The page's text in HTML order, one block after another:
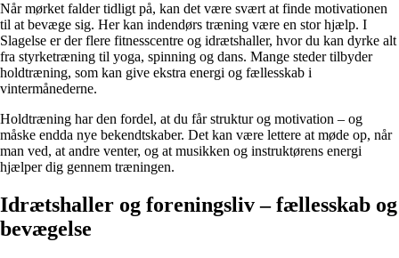
Når mørket falder tidligt på, kan det være svært at finde motivationen
til at bevæge sig. Her kan indendørs træning være en stor hjælp. I
Slagelse er der flere fitnesscentre og idrætshaller, hvor du kan dyrke alt
fra styrketræning til yoga, spinning og dans. Mange steder tilbyder
holdtræning, som kan give ekstra energi og fællesskab i
vintermånederne.
Holdtræning har den fordel, at du får struktur og motivation – og
måske endda nye bekendtskaber. Det kan være lettere at møde op, når
man ved, at andre venter, og at musikken og instruktørens energi
hjælper dig gennem træningen.
Idrætshaller og foreningsliv – fællesskab og
bevægelse